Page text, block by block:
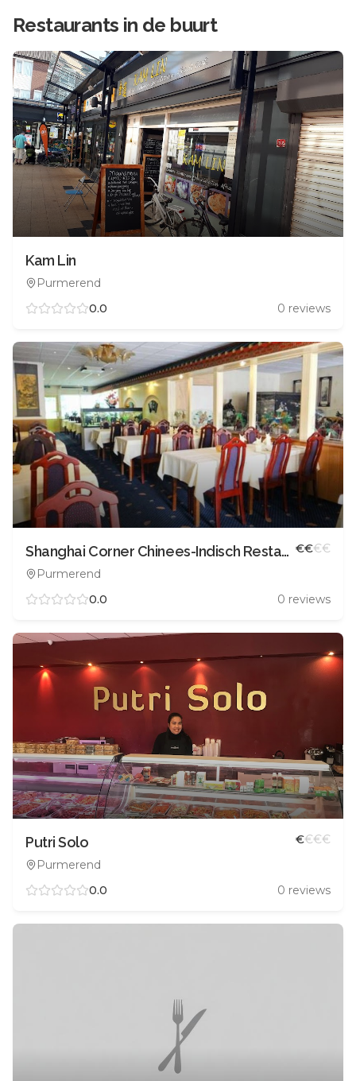
Restaurants in de buurt
Kam Lin
Purmerend
0.0
0 reviews
Shanghai Corner Chinees-Indisch Restaurant
Purmerend
€€€€
0.0 0 reviews
Putri Solo
Purmerend
€€€€
0.0 0 reviews